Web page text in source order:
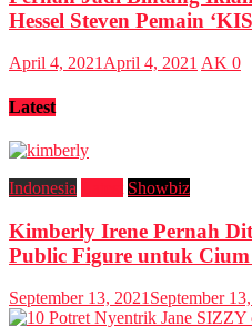
Hessel Steven Pemain
April 4, 2021April 4, 2021 AK 0
Latest
Indonesia Showbiz
Kimberly Irene Pernah
Public Figure untuk
September 13, 2021 September